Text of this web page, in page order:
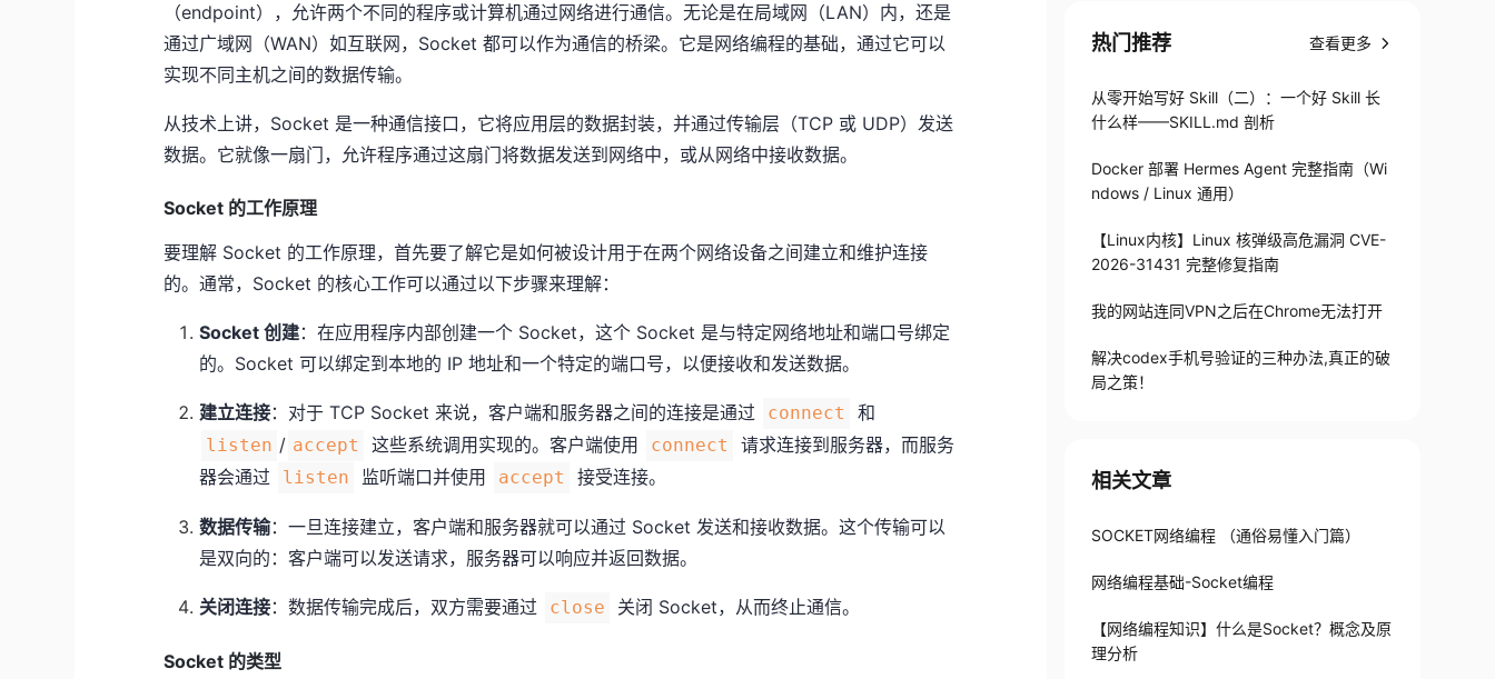
（endpoint），允许两个不同的程序或计算机通过网络进行通信。无论是在局域网（LAN）内，还是
通过广域网（WAN）如互联网，Socket 都可以作为通信的桥梁。它是网络编程的基础，通过它可以
实现不同主机之间的数据传输。
从技术上讲，Socket 是一种通信接口，它将应用层的数据封装，并通过传输层（TCP 或 UDP）发送
数据。它就像一扇门，允许程序通过这扇门将数据发送到网络中，或从网络中接收数据。
Socket 的工作原理
要理解 Socket 的工作原理，首先要了解它是如何被设计用于在两个网络设备之间建立和维护连接
的。通常，Socket 的核心工作可以通过以下步骤来理解：
Socket 创建：在应用程序内部创建一个 Socket，这个 Socket 是与特定网络地址和端口号绑定
的。Socket 可以绑定到本地的 IP 地址和一个特定的端口号，以便接收和发送数据。
建立连接：对于 TCP Socket 来说，客户端和服务器之间的连接是通过 connect 和
listen / accept 这些系统调用实现的。客户端使用 connect
请求连接到服务器，而服务
器会通过
listen 监听端口并使用 accept 接受连接。
数据传输：一旦连接建立，客户端和服务器就可以通过 Socket 发送和接收数据。这个传输可以
是双向的：客户端可以发送请求，服务器可以响应并返回数据。
关闭连接：数据传输完成后，双方需要通过 close 关闭 Socket，从而终止通信。
Socket 的类型
热门推荐 查看更多
从零开始写好 Skill（二）：一个好 Skill 长
什么样——SKILL.md 剖析
Docker 部署 Hermes Agent 完整指南（Wi
ndows / Linux 通用）
【Linux内核】Linux 核弹级高危漏洞 CVE-
2026-31431 完整修复指南
我的网站连同VPN之后在Chrome无法打开
解决codex手机号验证的三种办法,真正的破
局之策！
相关文章
SOCKET网络编程 （通俗易懂入门篇）
网络编程基础-Socket编程
【网络编程知识】什么是Socket？概念及原
理分析